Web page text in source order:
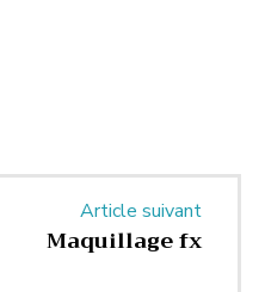
Article suivant
Maquillage fx